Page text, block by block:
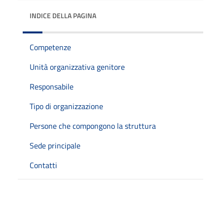
INDICE DELLA PAGINA
Competenze
Unità organizzativa genitore
Responsabile
Tipo di organizzazione
Persone che compongono la struttura
Sede principale
Contatti